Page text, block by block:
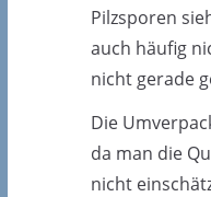
Pilzsporen
auch häufig
nicht gerade
Die
da man die
nicht